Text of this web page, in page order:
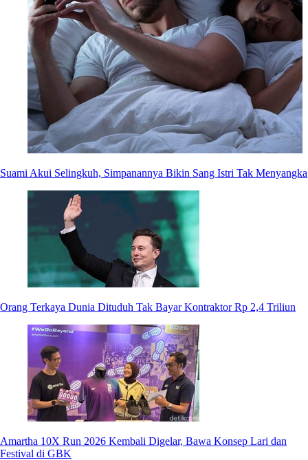
Suami Akui Selingkuh, Simpanannya Bikin Sang Istri Tak Menyangka
Orang Terkaya Dunia Dituduh Tak Bayar Kontraktor Rp 2,4 Triliun
Amartha 10X Run 2026 Kembali Digelar, Bawa Konsep Lari dan
Festival di GBK